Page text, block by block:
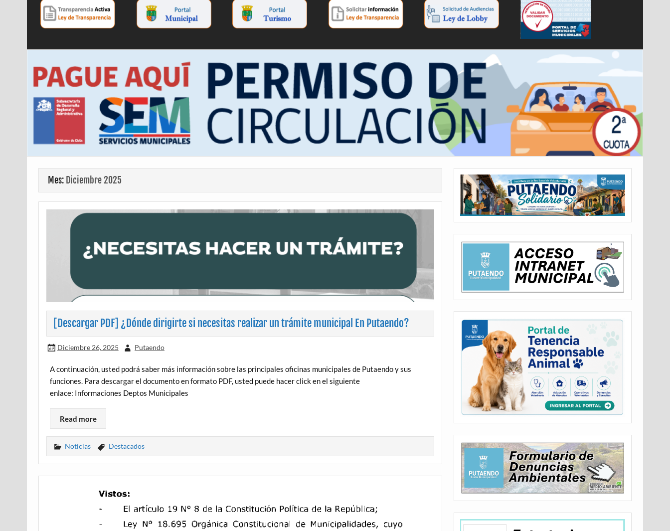
Mes: Diciembre 2025
[Descargar PDF] ¿Dónde dirigirte si necesitas realizar un trámite municipal En Putaendo?
Diciembre 26, 2025 Putaendo
A continuación, usted podrá saber más información sobre las principales oficinas municipales de Putaendo y sus
funciones. Para descargar el documento en formato PDF, usted puede hacer click en el siguiente
enlace: Informaciones Deptos Municipales
Read more
Noticias Destacados